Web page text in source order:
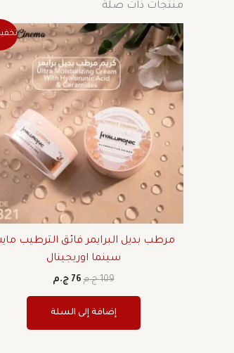
منتجات ذات صلة
مرطب بديل البرايمر فائق الترطيب
سينما اوريجينال
109 ج.م
السعر
الأصلي
هو:
109 ج.م.
76 ج.م
السعر
الحالي
هو:
76 ج.م.
إضافة إلى السلة